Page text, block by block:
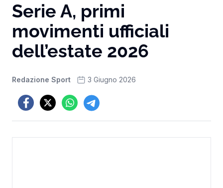
Serie A, primi
movimenti ufficiali
dell’estate 2026
Redazione Sport 3 Giugno 2026